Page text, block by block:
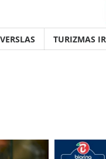
VERSLAS TURIZMAS